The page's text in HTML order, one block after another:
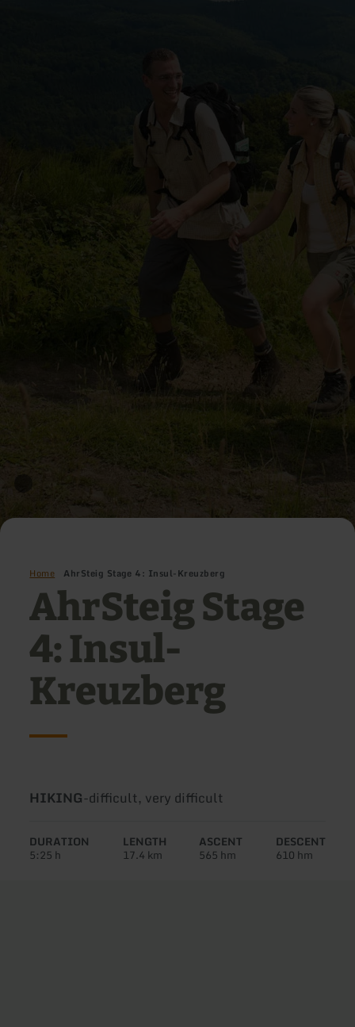
Home AhrSteig Stage 4: Insul-Kreuzberg
AhrSteig Stage
4: Insul-
Kreuzberg
Type
tour:
HIKING-Difficulty:
difficult, very difficult
DURATION
5:25 h
LENGTH
17.4 km
ASCENT
565 hm
DESCENT
610 hm